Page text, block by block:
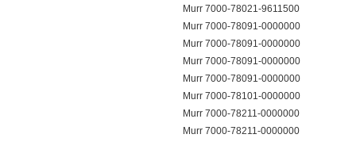
Murr 7000-78021-9611500
Murr 7000-78091-0000000
Murr 7000-78091-0000000
Murr 7000-78091-0000000
Murr 7000-78091-0000000
Murr 7000-78101-0000000
Murr 7000-78211-0000000
Murr 7000-78211-0000000